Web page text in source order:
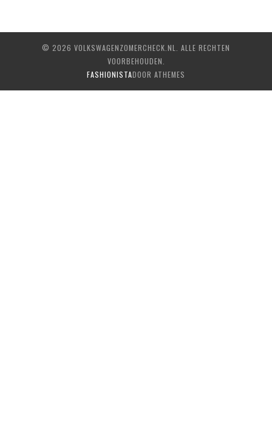
© 2026 VOLKSWAGENZOMERCHECK.NL. ALLE RECHTEN
VOORBEHOUDEN.
FASHIONISTADOOR ATHEMES